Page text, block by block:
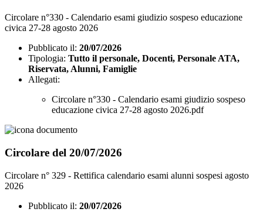
Circolare n°330 - Calendario esami giudizio sospeso educazione
civica 27-28 agosto 2026
Pubblicato il: 20/07/2026
Tipologia: Tutto il personale, Docenti, Personale ATA,
Riservata, Alunni, Famiglie
Allegati:
Circolare n°330 - Calendario esami giudizio sospeso
educazione civica 27-28 agosto 2026.pdf
Circolare del 20/07/2026
Circolare n° 329 - Rettifica calendario esami alunni sospesi agosto
2026
Pubblicato il: 20/07/2026